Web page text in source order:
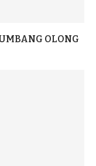
OLONG